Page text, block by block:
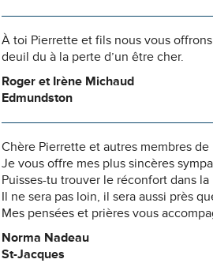
À toi Pierrette et fils nous vous
deuil du à la perte d’un être cher.
Roger et Irène Michaud
Edmundston
Chère Pierrette et autres membres de
Je vous offre mes plus sincères
Puisses-tu trouver le réconfort dans
Il ne sera pas loin, il sera aussi près
Mes pensées et prières vous
Norma Nadeau
St-Jacques